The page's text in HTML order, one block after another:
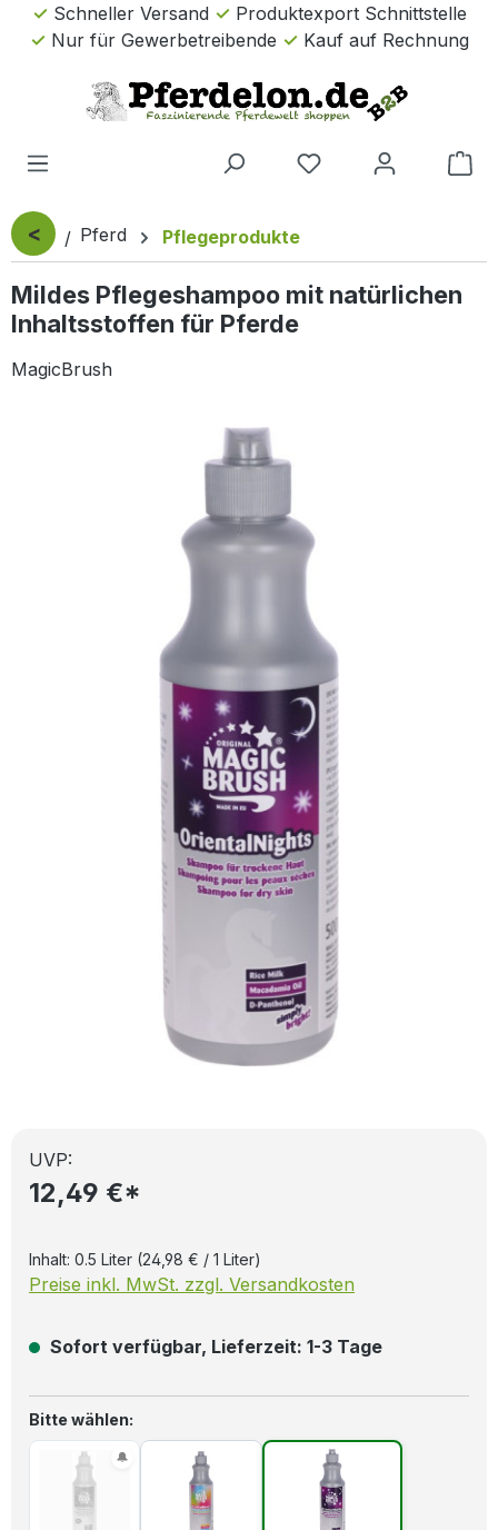
Zum Hauptinhalt springen
Schneller Versand
Produktexport Schnittstelle
Nur für Gewerbetreibende
Kauf auf Rechnung
< Pferd Pflegeprodukte
Mildes Pflegeshampoo mit natürlichen
Inhaltsstoffen für Pferde
MagicBrush
UVP:
12,49 €*
Inhalt: 0.5 Liter (24,98 € / 1 Liter)
Preise inkl. MwSt. zzgl. Versandkosten
Sofort verfügbar, Lieferzeit: 1-3 Tage
Bitte wählen:
FrenchKiss
(Diese Option ist zurzeit nicht verfügbar.)
FruitExplosion OrientalNights